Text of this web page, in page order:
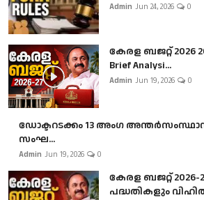
Admin Jun 24, 2026 0
കേരള ബജറ്റ് 2026
Brief Analysi...
Admin Jun 19, 2026 0
ഡോക്ടറടക്കം 13 അംഗ
സംഘ...
Admin Jun 19, 2026 0
കേരള ബജറ്റ് 2026-
പദ്ധതികളും